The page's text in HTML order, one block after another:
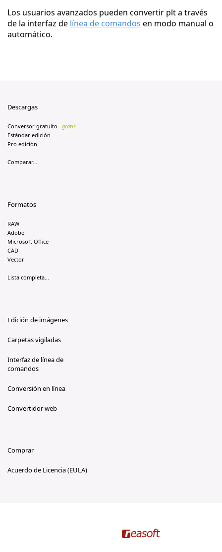
Los usuarios avanzados pueden convertir plt a través
de la interfaz de línea de comandos en modo manual o
automático.
Descargas
Conversor gratuito
gratis
Estándar edición
Pro edición
Comparar...
Formatos
RAW
Adobe
Microsoft Office
CAD
Vector
Lista completa...
Edición de imágenes
Carpetas vigiladas
Interfaz de línea de
comandos
Conversión en línea
Convertidor web
Comprar
Acuerdo de Licencia (EULA)